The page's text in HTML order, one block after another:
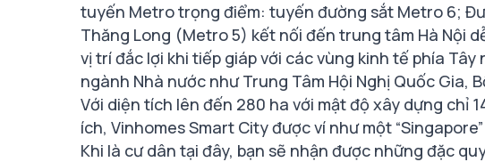
tuyến Metro trọng điểm: tuyến đường sắt Metro 6;
Thăng Long (Metro 5) kết nối đến trung tâm Hà Nội
vị trí đắc lợi khi tiếp giáp với các vùng kinh tế phía Tây
ngành Nhà nước như Trung Tâm Hội Nghị Quốc Gia,
Với diện tích lên đến 280 ha với mật độ xây dựng chỉ
ích, Vinhomes Smart City được ví như một
Khi là cư dân tại đây, bạn sẽ nhận được những đặc